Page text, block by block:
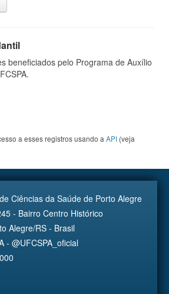
beneficiados pelo Programa de Auxílio
a esses registros usando a API (veja
Ciências da Saúde de Porto Alegre
- Bairro Centro Histórico
Alegre/RS - Brasil
- @UFCSPA_oficial